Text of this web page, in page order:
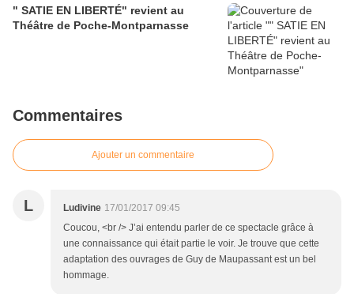
" SATIE EN LIBERTÉ" revient au
Théâtre de Poche-Montparnasse
Commentaires
Ajouter un commentaire
L Ludivine 17/01/2017 09:45
Coucou, <br /> J’ai entendu parler de ce spectacle grâce à
une connaissance qui était partie le voir. Je trouve que cette
adaptation des ouvrages de Guy de Maupassant est un bel
hommage.